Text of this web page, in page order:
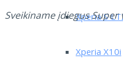
Xperia S
Xperia X10i
Sveikiname įdiegus